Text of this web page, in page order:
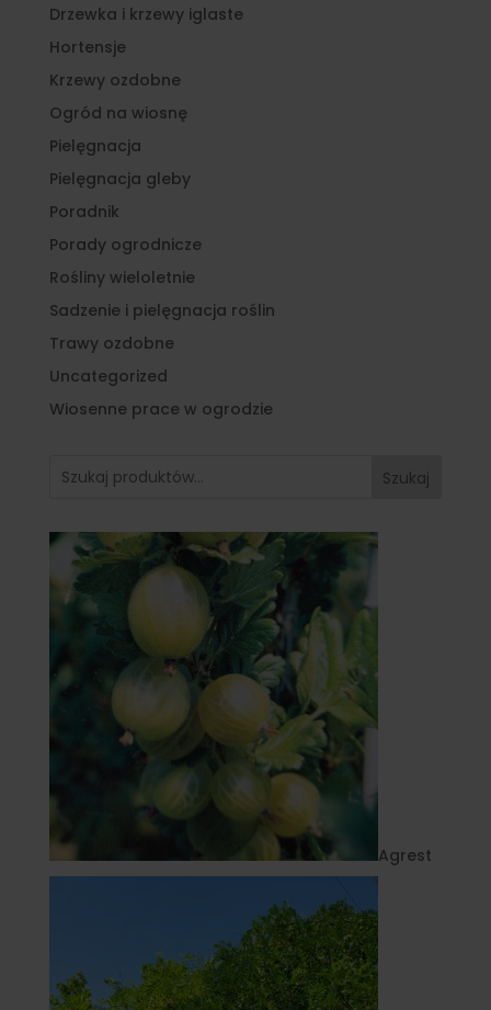
Drzewka i krzewy iglaste
Hortensje
Krzewy ozdobne
Ogród na wiosnę
Pielęgnacja
Pielęgnacja gleby
Poradnik
Porady ogrodnicze
Rośliny wieloletnie
Sadzenie i pielęgnacja roślin
Trawy ozdobne
Uncategorized
Wiosenne prace w ogrodzie
Szukaj
Agrest